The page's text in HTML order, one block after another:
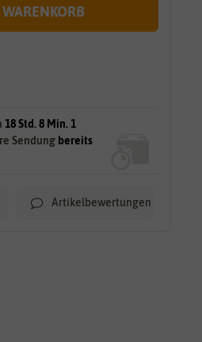
WARENKORB
18 Std. 7 Min. 59
Sendung bereits
Artikelbewertungen